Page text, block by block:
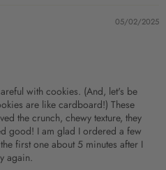
05/02/2025
with cookies. (And, let's be
are like cardboard!) These
the crunch, chewy texture, they
good! I am glad I ordered a few
first one about 5 minutes after I
again.